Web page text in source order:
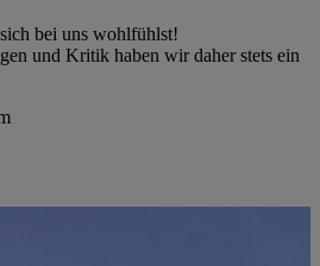
bei uns wohlfühlst!
und Kritik haben wir daher stets ein